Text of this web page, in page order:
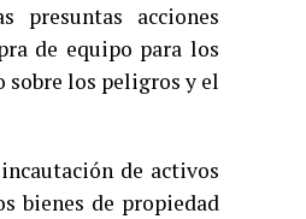
presuntas acciones
de equipo para los
sobre los peligros y el
de activos
bienes de propiedad